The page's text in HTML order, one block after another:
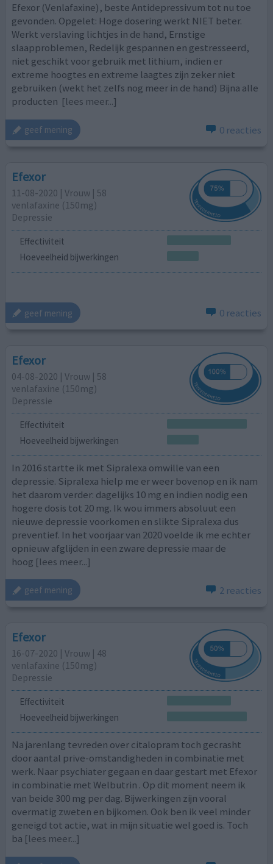
Efexor (Venlafaxine), beste Antidepressivum tot nu toe
gevonden. Opgelet: Hoge dosering werkt NIET beter.
Werkt verslaving lichtjes in de hand, Ernstige
slaapproblemen, Redelijk gespannen en gestresseerd,
niet geschikt voor gebruik met lithium, indien er
extreme hoogtes en extreme laagtes zijn zeker niet
gebruiken (wekt het zelfs nog meer in de hand) Bijna alle
producten [lees meer...]
geef mening 0 reacties
Efexor
11-08-2020 | Vrouw | 58
venlafaxine (150mg)
Depressie
Effectiviteit
Hoeveelheid bijwerkingen
geef mening 0 reacties
Efexor
04-08-2020 | Vrouw | 58
venlafaxine (150mg)
Depressie
Effectiviteit
Hoeveelheid bijwerkingen
In 2016 startte ik met Sipralexa omwille van een
depressie. Sipralexa hielp me er weer bovenop en ik nam
het daarom verder: dagelijks 10 mg en indien nodig een
hogere dosis tot 20 mg. Ik wou immers absoluut een
nieuwe depressie voorkomen en slikte Sipralexa dus
preventief. In het voorjaar van 2020 voelde ik me echter
opnieuw afglijden in een zware depressie maar de
hoog [lees meer...]
geef mening 2 reacties
Efexor
16-07-2020 | Vrouw | 48
venlafaxine (150mg)
Depressie
Effectiviteit
Hoeveelheid bijwerkingen
Na jarenlang tevreden over citalopram toch gecrasht
door aantal prive-omstandigheden in combinatie met
werk. Naar psychiater gegaan en daar gestart met Efexor
in combinatie met Welbutrin . Op dit moment neem ik
van beide 300 mg per dag. Bijwerkingen zijn vooral
overmatig zweten en bijkomen. Ook ben ik veel minder
geneigd tot actie, wat in mijn situatie wel goed is. Toch
ba [lees meer...]